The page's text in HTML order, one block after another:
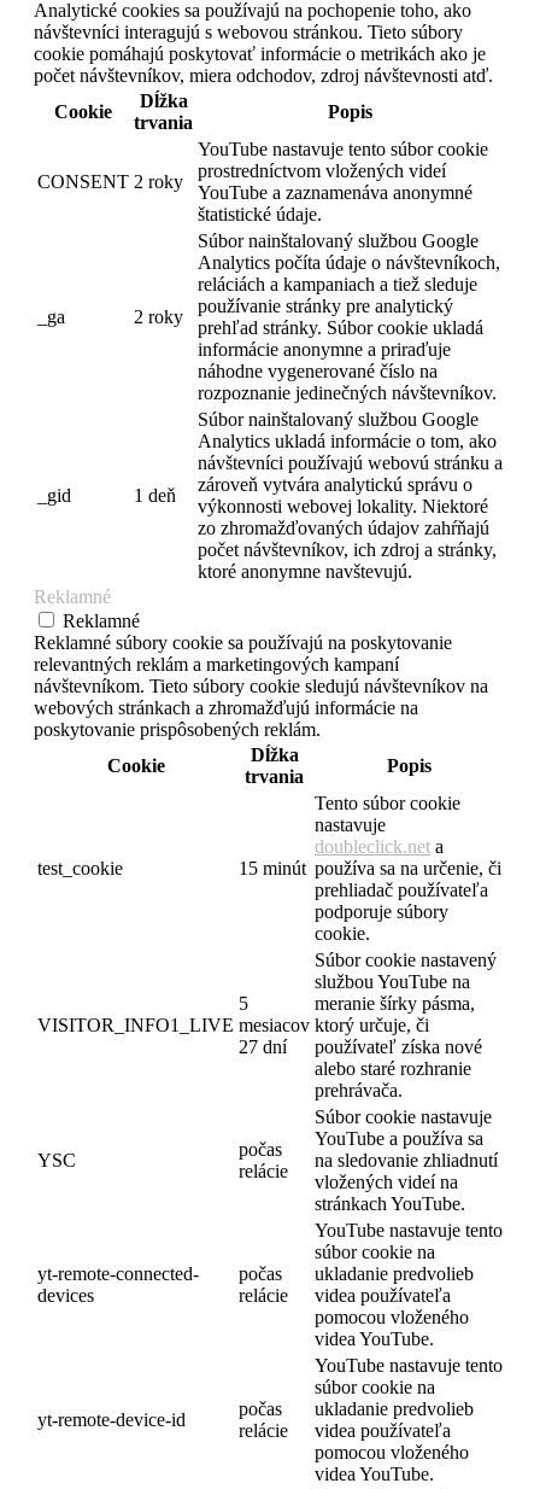
Analytické cookies sa používajú na pochopenie toho, ako
návštevníci interagujú s webovou stránkou. Tieto súbory
cookie pomáhajú poskytovať informácie o metrikách ako je
počet návštevníkov, miera odchodov, zdroj návštevnosti atď.
Cookie
Dĺžka
trvania
Popis
CONSENT 2 roky
YouTube nastavuje tento súbor cookie
prostredníctvom vložených videí
YouTube a zaznamenáva anonymné
štatistické údaje.
_ga 2 roky
Súbor nainštalovaný službou Google
Analytics počíta údaje o návštevníkoch,
reláciách a kampaniach a tiež sleduje
používanie stránky pre analytický
prehľad stránky. Súbor cookie ukladá
informácie anonymne a priraďuje
náhodne vygenerované číslo na
rozpoznanie jedinečných návštevníkov.
_gid 1 deň
Súbor nainštalovaný službou Google
Analytics ukladá informácie o tom, ako
návštevníci používajú webovú stránku a
zároveň vytvára analytickú správu o
výkonnosti webovej lokality. Niektoré
zo zhromažďovaných údajov zahŕňajú
počet návštevníkov, ich zdroj a stránky,
ktoré anonymne navštevujú.
Reklamné
Reklamné
Reklamné súbory cookie sa používajú na poskytovanie
relevantných reklám a marketingových kampaní
návštevníkom. Tieto súbory cookie sledujú návštevníkov na
webových stránkach a zhromažďujú informácie na
poskytovanie prispôsobených reklám.
Cookie
Dĺžka
trvania
Popis
test_cookie 15 minút
Tento súbor cookie
nastavuje
doubleclick.net a
používa sa na určenie, či
prehliadač používateľa
podporuje súbory
cookie.
VISITOR_INFO1_LIVE
5
mesiacov
27 dní
Súbor cookie nastavený
službou YouTube na
meranie šírky pásma,
ktorý určuje, či
používateľ získa nové
alebo staré rozhranie
prehrávača.
YSC
počas
relácie
Súbor cookie nastavuje
YouTube a používa sa
na sledovanie zhliadnutí
vložených videí na
stránkach YouTube.
yt-remote-connected-
devices
počas
relácie
YouTube nastavuje tento
súbor cookie na
ukladanie predvolieb
videa používateľa
pomocou vloženého
videa YouTube.
yt-remote-device-id
počas
relácie
YouTube nastavuje tento
súbor cookie na
ukladanie predvolieb
videa používateľa
pomocou vloženého
videa YouTube.